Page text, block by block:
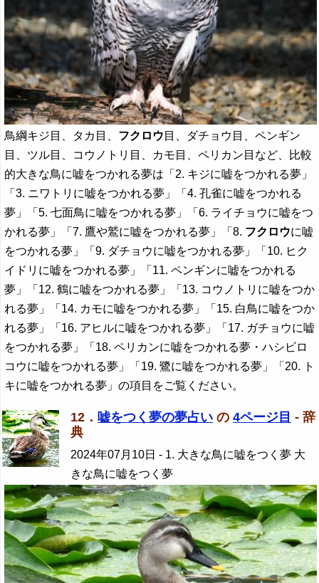
鳥綱キジ目、タカ目、 フクロウ 目、ダチョウ目、ペンギン
目、ツル目、コウノトリ目、カモ目、ペリカン目など、比較
的大きな鳥に嘘をつかれる夢は「2. キジに嘘をつかれる夢」
「3. ニワトリに嘘をつかれる夢」「4. 孔雀に嘘をつかれる
夢」「5. 七面鳥に嘘をつかれる夢」「6. ライチョウに嘘をつ
かれる夢」「7. 鷹や鷲に嘘をつかれる夢」「8. フクロウに嘘
をつかれる夢」「9. ダチョウに嘘をつかれる夢」「10. ヒク
イドリに嘘をつかれる夢」「11. ペンギンに嘘をつかれる
夢」「12. 鶴に嘘をつかれる夢」「13. コウノトリに嘘をつか
れる夢」「14. カモに嘘をつかれる夢」「15. 白鳥に嘘をつか
れる夢」「16. アヒルに嘘をつかれる夢」「17. ガチョウに嘘
をつかれる夢」「18. ペリカンに嘘をつかれる夢・ハシビロ
コウに嘘をつかれる夢」「19. 鷺に嘘をつかれる夢」「20. ト
キに嘘をつかれる夢」の項目をご覧ください。
12． 嘘をつく夢の夢占い の 4ページ目 - 辞
典
2024年07月10日 - 1. 大きな鳥に嘘をつく夢 大
きな鳥に嘘をつく夢